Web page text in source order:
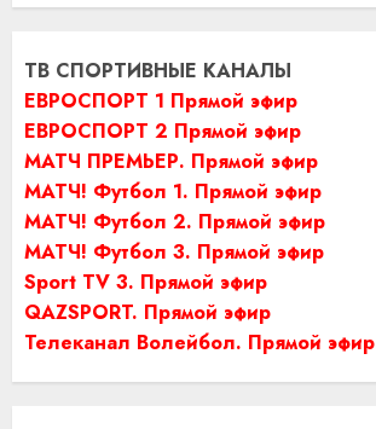
ТВ СПОРТИВНЫЕ КАНАЛЫ
ЕВРОСПОРТ 1 Прямой эфир
ЕВРОСПОРТ 2 Прямой эфир
МАТЧ ПРЕМЬЕР. Прямой эфир
МАТЧ! Футбол 1. Прямой эфир
МАТЧ! Футбол 2. Прямой эфир
МАТЧ! Футбол 3. Прямой эфир
Sport TV 3. Прямой эфир
QAZSPORT. Прямой эфир
Телеканал Волейбол. Прямой эфир